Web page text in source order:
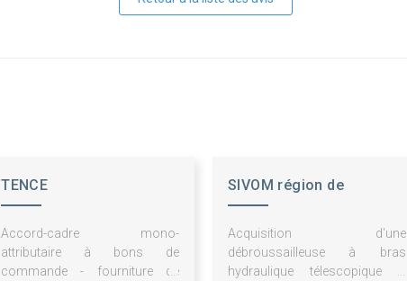
TENCE
Accord-cadre mono-
attributaire à bons de
commande - fourniture de
SIVOM région de
Acquisition d'une
débroussailleuse à bras
hydraulique télescopique –